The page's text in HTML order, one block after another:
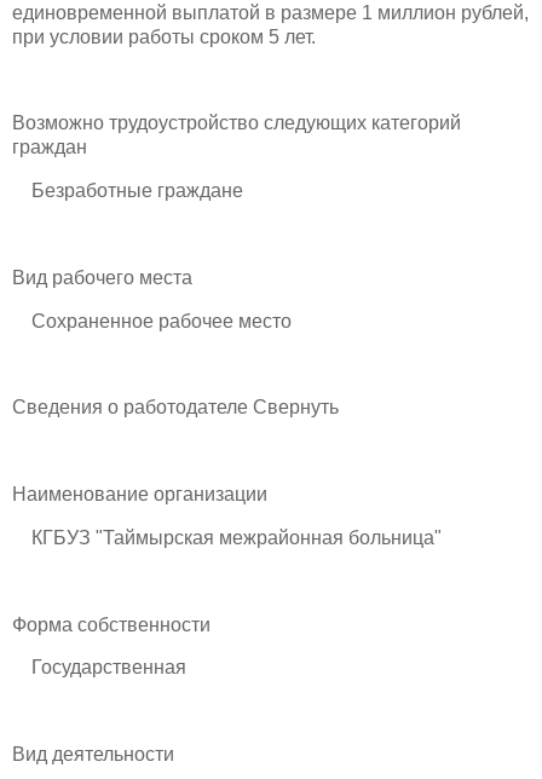
единовременной выплатой в размере 1 миллион рублей,
при условии работы сроком 5 лет.
Возможно трудоустройство следующих категорий
граждан
Безработные граждане
Вид рабочего места
Сохраненное рабочее место
Сведения о работодателе Свернуть
Наименование организации
КГБУЗ "Таймырская межрайонная больница"
Форма собственности
Государственная
Вид деятельности